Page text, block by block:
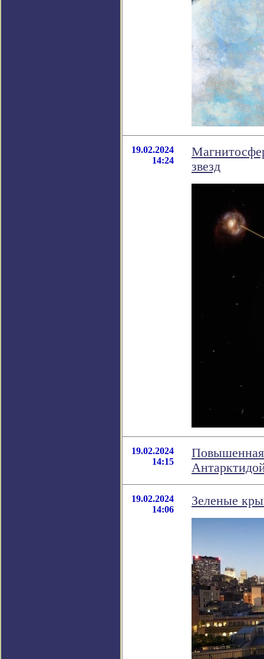
19.02.2024
14:24
звезд
19.02.2024
14:15
Повышенная
19.02.2024
14:06
Зеленые